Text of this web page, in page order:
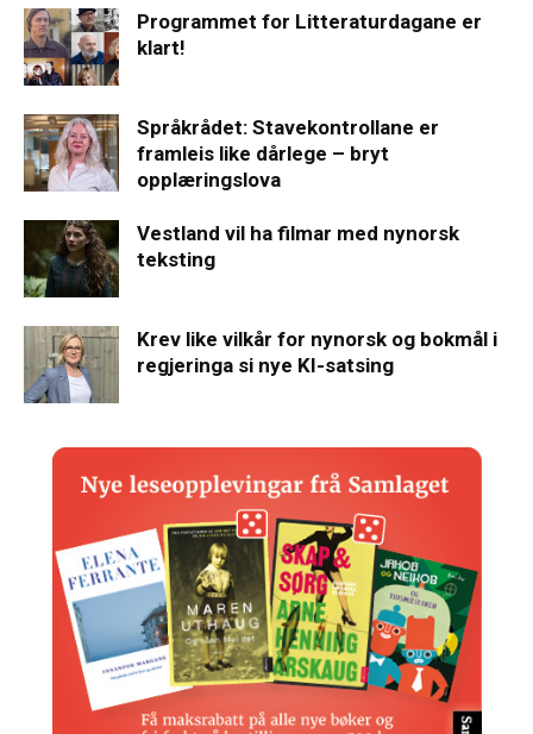
Programmet for Litteraturdagane er
klart!
Språkrådet: Stavekontrollane er
framleis like dårlege – bryt
opplæringslova
Vestland vil ha filmar med nynorsk
teksting
Krev like vilkår for nynorsk og bokmål i
regjeringa si nye KI-satsing